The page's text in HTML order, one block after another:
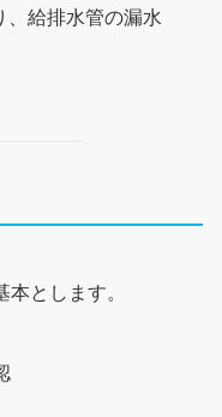
、給排水管の漏水
とします。